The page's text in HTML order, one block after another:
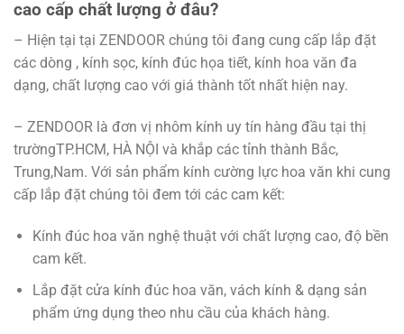
cao cấp chất lượng ở đâu?
– Hiện tại tại ZENDOOR chúng tôi đang cung cấp lắp đặt
các dòng , kính sọc, kính đúc họa tiết, kính hoa văn đa
dạng, chất lượng cao với giá thành tốt nhất hiện nay.
– ZENDOOR là đơn vị nhôm kính uy tín hàng đầu tại thị
trườngTP.HCM, HÀ NỘI và khắp các tỉnh thành Bắc,
Trung,Nam. Với sản phẩm kính cường lực hoa văn khi cung
cấp lắp đặt chúng tôi đem tới các cam kết:
Kính đúc hoa văn nghệ thuật với chất lượng cao, độ bền
cam kết.
Lắp đặt cửa kính đúc hoa văn, vách kính & dạng sản
phẩm ứng dụng theo nhu cầu của khách hàng.